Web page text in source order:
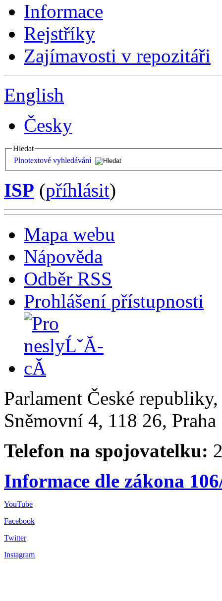
Informace
Rejstříky
Zajímavosti v repozitáři
English
Česky
Hledat
Plnotextové vyhledávání
ISP (příhlásit)
Mapa webu
Nápověda
Odběr RSS
Prohlášení přístupnosti
Parlament České
Sněmovní 4, 118 26,
Telefon na spojovatelku:
Informace dle zákona
YouTube
Facebook
Twitter
Instagram